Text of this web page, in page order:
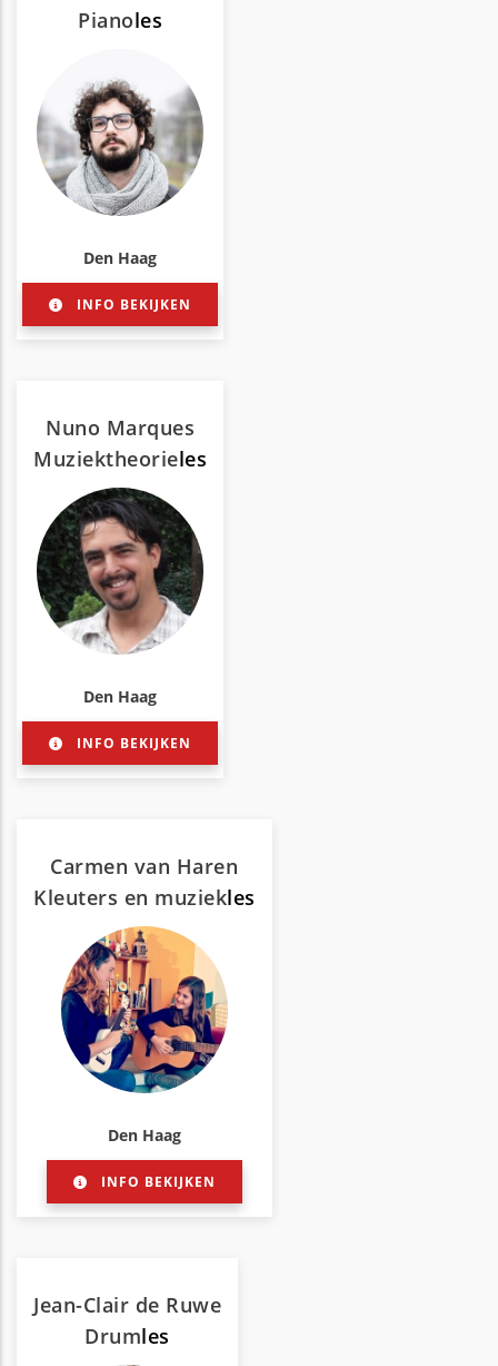
Pianoles
Den Haag
INFO BEKIJKEN
Nuno Marques
Muziektheorieles
Den Haag
INFO BEKIJKEN
Carmen van Haren
Kleuters en muziekles
Den Haag
INFO BEKIJKEN
Jean-Clair de Ruwe
Drumles